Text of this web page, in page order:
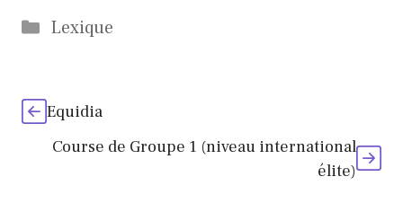
Catégories
Lexique
Equidia
Course de Groupe 1 (niveau international
élite)